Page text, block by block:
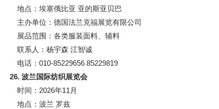
地点：埃塞俄比亚 亚的斯亚贝巴
主办单位：德国法兰克福展览有限公司
展品范围：各类服装面料、辅料
联系人：杨宇森 江智诚
电话：010-85229656 85229819
26. 波兰国际纺织展览会
时间：2026年11月
地点：波兰 罗兹